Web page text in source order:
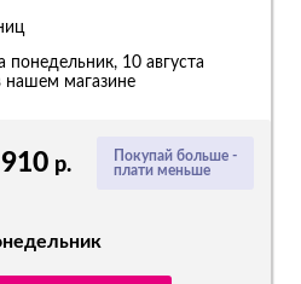
Покупай больше -
плати меньше
р.
понедельник, 10 августа
нашем магазине